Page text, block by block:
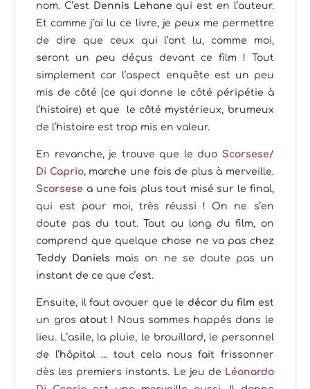
nom. C’est Dennis Lehane qui est en l’auteur.
Et comme j’ai lu ce livre, je peux me permettre
de dire que ceux qui l’ont lu, comme moi,
seront un peu déçus devant ce film ! Tout
simplement car l’aspect enquête est un peu
mis de côté (ce qui donne le côté péripétie à
l’histoire) et que le côté mystérieux, brumeux
de l’histoire est trop mis en valeur.
En revanche, je trouve que le duo Scorsese/
Di Caprio, marche une fois de plus à merveille.
Scorsese a une fois plus tout misé sur le final,
qui est pour moi, très réussi ! On ne s’en
doute pas du tout. Tout au long du film, on
comprend que quelque chose ne va pas chez
Teddy Daniels mais on ne se doute pas un
instant de ce que c’est.
Ensuite, il faut avouer que le décor du film est
un gros atout ! Nous sommes happés dans le
lieu. L’asile, la pluie, le brouillard, le personnel
de l’hôpital … tout cela nous fait frissonner
dès les premiers instants. Le jeu de Léonardo